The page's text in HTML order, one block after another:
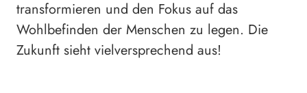
transformieren und den Fokus auf das
Wohlbefinden der Menschen zu legen. Die
Zukunft sieht vielversprechend aus!